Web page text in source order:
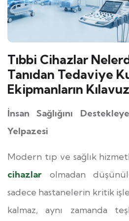
Tıbbi Cihazlar
Tanıdan Tedaviye
Ekipmanların
İnsan Sağlığını
Yelpazesi
Modern tıp ve sağlık
cihazlar olmadan
sadece hastanelerin kritik
kalmaz, aynı zamanda